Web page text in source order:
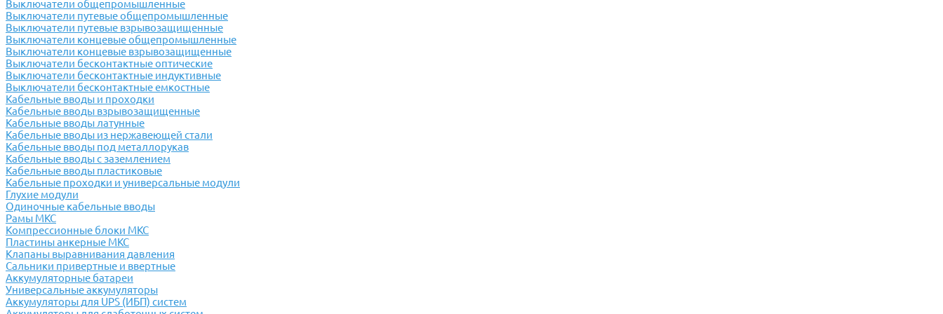
Выключатели общепромышленные
Выключатели путевые общепромышленные
Выключатели путевые взрывозащищенные
Выключатели концевые общепромышленные
Выключатели концевые взрывозащищенные
Выключатели бесконтактные оптические
Выключатели бесконтактные индуктивные
Выключатели бесконтактные емкостные
Кабельные вводы и проходки
Кабельные вводы взрывозащищенные
Кабельные вводы латунные
Кабельные вводы из нержавеющей стали
Кабельные вводы под металлорукав
Кабельные вводы с заземлением
Кабельные вводы пластиковые
Кабельные проходки и универсальные модули
Глухие модули
Одиночные кабельные вводы
Рамы МКС
Компрессионные блоки МКС
Пластины анкерные МКС
Клапаны выравнивания давления
Сальники привертные и ввертные
Аккумуляторные батареи
Универсальные аккумуляторы
Аккумуляторы для UPS (ИБП) систем